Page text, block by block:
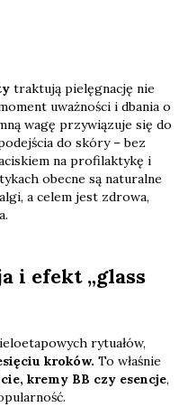
traktują pielęgnację nie
uważności i dbania o
wagę przywiązuje się do
do skóry – bez
na profilaktykę i
obecne są naturalne
a celem jest zdrowa,
i efekt „glass
rytuałów,
kroków. To właśnie
kremy BB czy esencje,